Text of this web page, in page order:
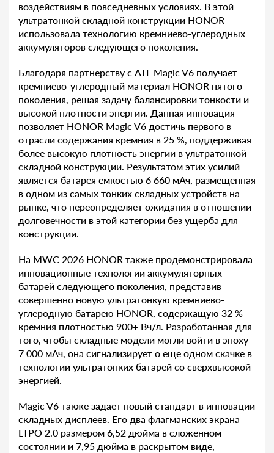
воздействиям в повседневных условиях. В этой
ультратонкой складной конструкции HONOR
использовала технологию кремниево-углеродных
аккумуляторов следующего поколения.
Благодаря партнерству с ATL Magic V6 получает
кремниево-углеродный материал HONOR пятого
поколения, решая задачу балансировки тонкости и
высокой плотности энергии. Данная инновация
позволяет HONOR Magic V6 достичь первого в
отрасли содержания кремния в 25 %, поддерживая
более высокую плотность энергии в ультратонкой
складной конструкции. Результатом этих усилий
является батарея емкостью 6 660 мАч, размещенная
в одном из самых тонких складных устройств на
рынке, что переопределяет ожидания в отношении
долговечности в этой категории без ущерба для
конструкции.
На MWC 2026 HONOR также продемонстрировала
инновационные технологии аккумуляторных
батарей следующего поколения, представив
совершенно новую ультратонкую кремниево-
углеродную батарею HONOR, содержащую 32 %
кремния плотностью 900+ Вч/л. Разработанная для
того, чтобы складные модели могли войти в эпоху
7 000 мАч, она сигнализирует о еще одном скачке в
технологии ультратонких батарей со сверхвысокой
энергией.
Magic V6 также задает новый стандарт в инновации
складных дисплеев. Его два флагманских экрана
LTPO 2.0 размером 6,52 дюйма в сложенном
состоянии и 7,95 дюйма в раскрытом виде,